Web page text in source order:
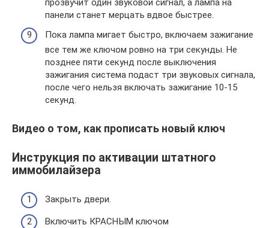
панели станет мерцать вдвое быстрее.
Пока лампа мигает быстро, включаем зажигание
все тем же ключом ровно на три секунды. Не
позднее пяти секунд после выключения
зажигания система подаст три звуковых сигнала,
после чего нельзя включать зажигание 10-15
секунд.
Видео о том, как прописать новый ключ
Инструкция по активации штатного
иммобилайзера
Закрыть двери.
Включить КРАСНЫМ ключом